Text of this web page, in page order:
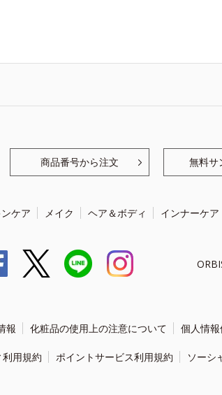
商品番号から注文 無料サ
ケア メイク ヘア＆ボディ インナーケア
報 化粧品の使用上の注意について 個人情
用規約 ポイントサービス利用規約 ソーシ